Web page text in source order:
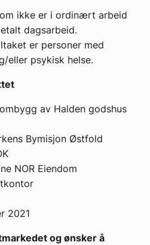
ikke er i ordinært arbeid
dagsarbeid.
er personer med
eller psykisk helse.
av Halden godshus
Bymisjon Østfold
NOR Eiendom
2021
og ønsker å